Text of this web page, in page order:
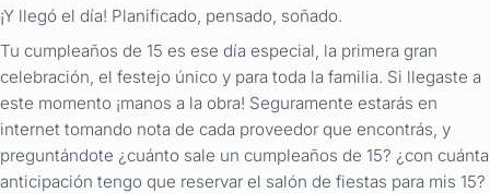
¡Y llegó el día! Planificado, pensado, soñado.
Tu cumpleaños de 15 es ese día especial, la primera gran
celebración, el festejo único y para toda la familia. Si llegaste a
este momento ¡manos a la obra! Seguramente estarás en
internet tomando nota de cada proveedor que encontrás, y
preguntándote ¿cuánto sale un cumpleaños de 15? ¿con cuánta
anticipación tengo que reservar el salón de fiestas para mis 15?